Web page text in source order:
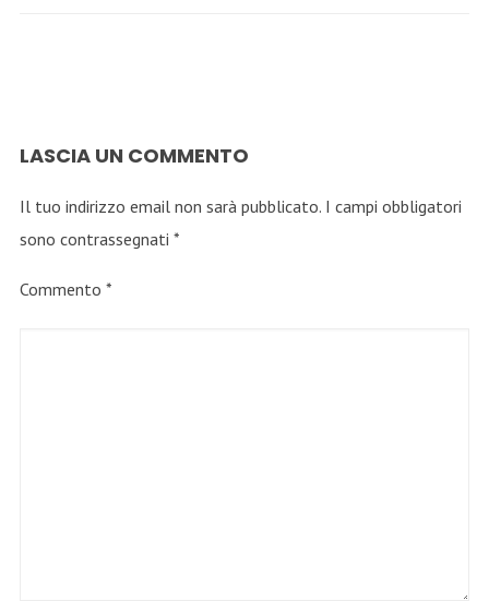
LASCIA UN COMMENTO
Il tuo indirizzo email non sarà pubblicato. I campi obbligatori
sono contrassegnati *
Commento *